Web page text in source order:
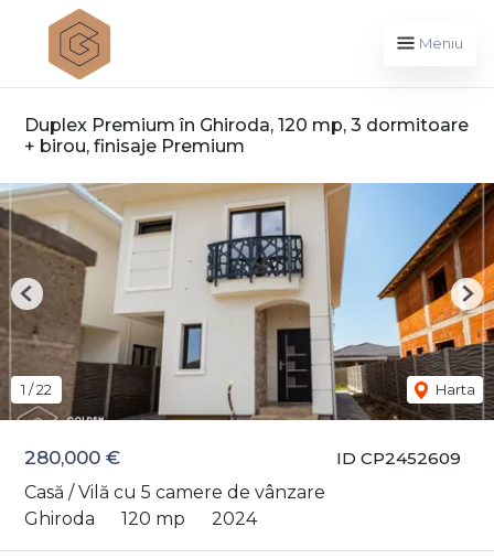
Meniu
Duplex Premium în Ghiroda, 120 mp, 3 dormitoare
+ birou, finisaje Premium
ID CP2452609
280,000 €
Casă / Vilă cu 5 camere de vânzare
Ghiroda
120 mp 2024
1 /22 Harta
Previous